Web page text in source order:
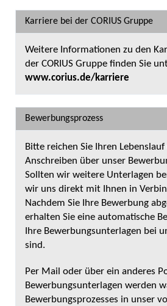
Karriere bei der CORIUS Gruppe
Weitere Informationen zu den
der CORIUS Gruppe finden Sie
www.corius.de/karriere
Bewerbungsprozess
Bitte reichen Sie Ihren
Anschreiben über unser
Sollten wir weitere Unterlagen
wir uns direkt mit Ihnen in
Nachdem Sie Ihre Bewerbung
erhalten Sie eine automatische
Ihre Bewerbungsunterlagen bei
sind.
Per Mail oder über ein anderes
Bewerbungsunterlagen werden
Bewerbungsprozesses in unser